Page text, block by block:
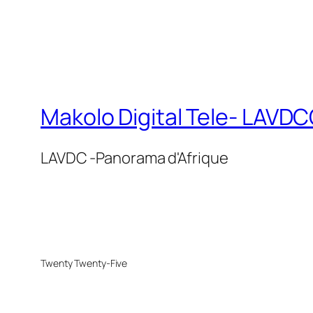
Makolo Digital Tele-
LAVDC -Panorama d'Afrique
Twenty Twenty-Five